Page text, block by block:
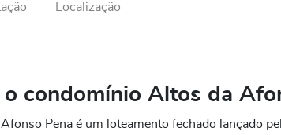
Localização
o condomínio Altos da
Pena é um loteamento fechado lançado